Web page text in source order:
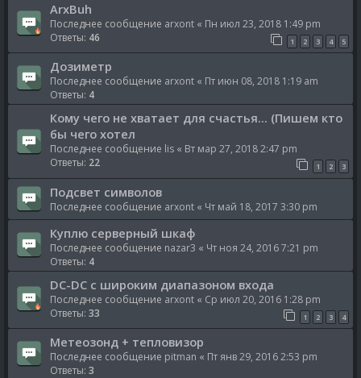
ArxBuh
Последнее сообщение arxont « Пн июл 23, 2018 1:49 pm
Ответы: 46 1 2 3 4 5
Дозиметр
Последнее сообщение arxont « Пт июн 08, 2018 1:19 am
Ответы: 4
Кому чего не хватает для счастья... (Пишем кто
бы чего хотел
Последнее сообщение lis « Вт мар 27, 2018 2:47 pm
Ответы: 22 1 2 3
Подсвет символов
Последнее сообщение arxont « Чт май 18, 2017 3:30 pm
Куплю серверный шкаф
Последнее сообщение nazar3 « Чт ноя 24, 2016 7:21 pm
Ответы: 4
DC-DC с широким диапазоном входа
Последнее сообщение arxont « Ср июл 20, 2016 1:28 pm
Ответы: 33 1 2 3 4
Метеозонд + тепловизор
Последнее сообщение pitman « Пт янв 29, 2016 2:53 pm
Ответы: 3